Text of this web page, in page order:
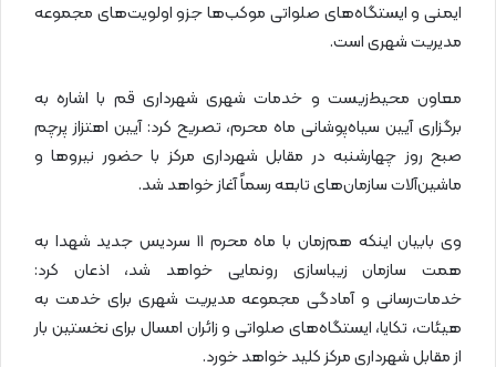
ایمنی و ایستگاه‌های صلواتی موکب‌ها جزو اولویت‌های مجموعه
مدیریت شهری است.
معاون محیط‌زیست و خدمات شهری شهرداری قم با اشاره به
برگزاری آیین سیاه‌پوشانی ماه محرم، تصریح کرد: آیین اهتزاز پرچم
صبح روز چهارشنبه در مقابل شهرداری مرکز با حضور نیروها و
ماشین‌آلات سازمان‌های تابعه رسماً آغاز خواهد شد.
وی بابیان اینکه هم‌زمان با ماه محرم ۱۱ سردیس جدید شهدا به
همت سازمان زیباسازی رونمایی خواهد شد، اذعان کرد:
خدمات‌رسانی و آمادگی مجموعه مدیریت شهری برای خدمت به
هیئات، تکایا، ایستگاه‌های صلواتی و زائران امسال برای نخستین بار
از مقابل شهرداری مرکز کلید خواهد خورد.